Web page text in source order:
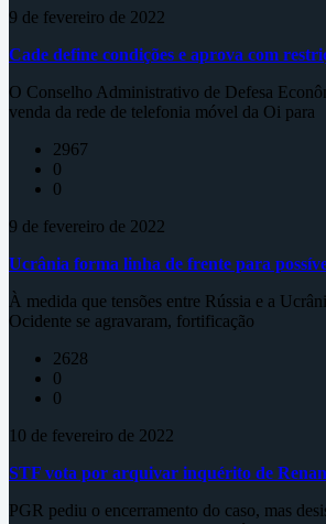
9 de fevereiro de 2022
Cade define condições e aprova com
O Conselho Administrativo de Defesa
venda da rede de telefonia móvel da Oi para
2967
0
0
9 de fevereiro de 2022
Ucrânia forma linha de frente para
À medida que tensões entre Rússia e a
Ocidente se agravaram, fortificação
2628
0
0
10 de fevereiro de 2022
STF vota por arquivar inquérito de
PGR pediu o encerramento do caso, mas